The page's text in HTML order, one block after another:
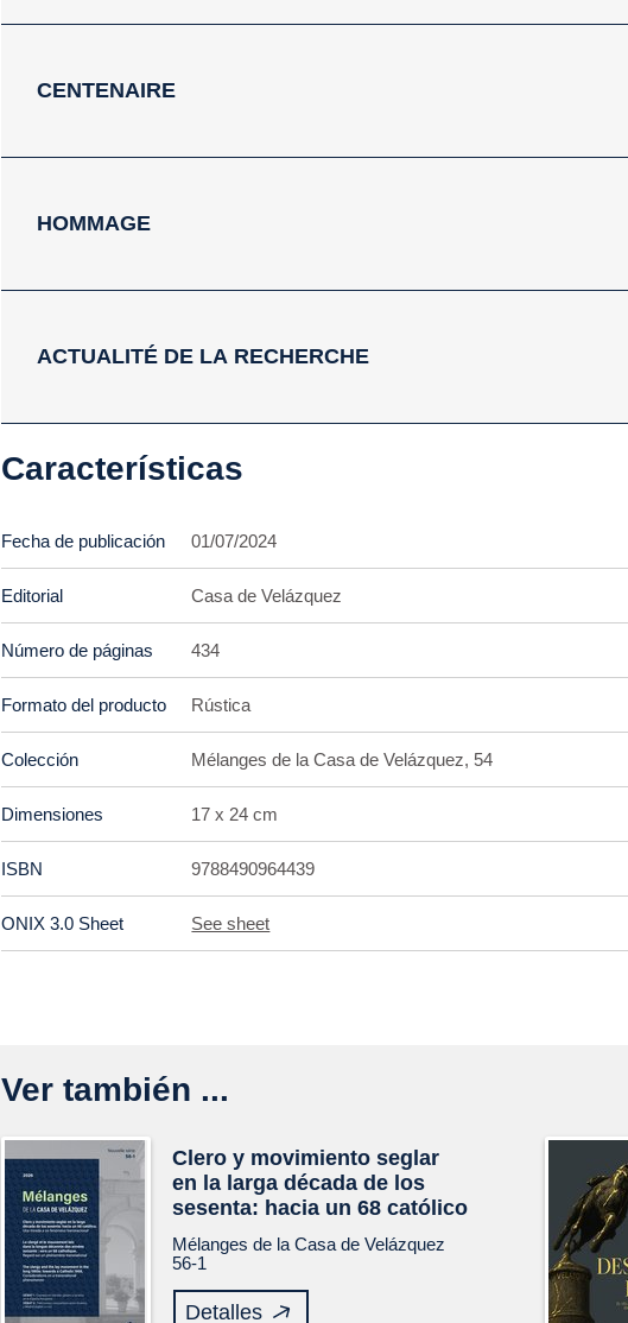
CENTENAIRE
HOMMAGE
ACTUALITÉ DE LA RECHERCHE
Características
Fecha de publicación 01/07/2024
Editorial Casa de Velázquez
Número de páginas 434
Formato del producto Rústica
Colección Mélanges de la Casa de Velázquez, 54
Dimensiones 17 x 24 cm
ISBN 9788490964439
ONIX 3.0 Sheet See sheet
Ver también ...
Clero y movimiento seglar
en la larga década de los
sesenta: hacia un 68 católico
Mélanges de la Casa de Velázquez
56-1
Detalles